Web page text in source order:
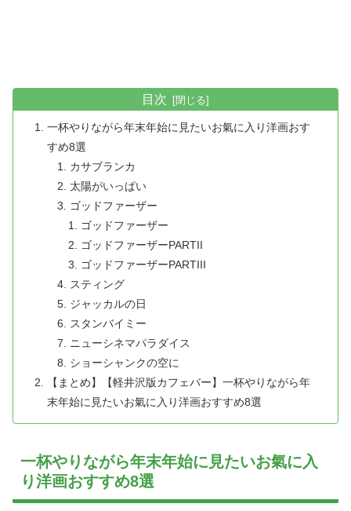
目次
一杯やりながら年末年始に見たいお氣に入り洋画おす
すめ8選
カサブランカ
太陽がいっぱい
ゴッドファーザー
ゴッドファーザー
ゴッドファーザーPARTII
ゴッドファーザーPARTIII
スティング
ジャッカルの日
スタンバイミー
ニューシネマパラダイス
ショーシャンクの空に
【まとめ】【軽井沢版カフェバー】一杯やりながら年
末年始に見たいお氣に入り洋画おすすめ8選
一杯やりながら年末年始に見たいお氣に入
り洋画おすすめ8選